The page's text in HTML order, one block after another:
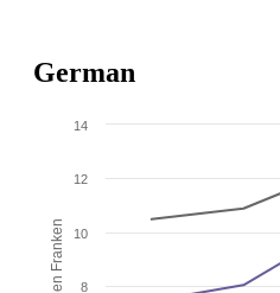
German
8
10
12
14